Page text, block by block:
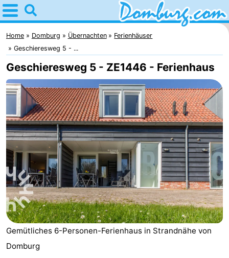
Home
Domburg
Tipps
Für
kindern
Webcam
Webcam
Webcam
Strand
Übernachten
Appartements
-
Park
-
Home Domburg Übernachten
Ferienhäuser
Geschieresweg 5 - ...
Geschieresweg 5 - ZE1446 - Ferienhaus
Gemütliches 6-Personen-Ferienhaus in Strandnähe von
Domburg